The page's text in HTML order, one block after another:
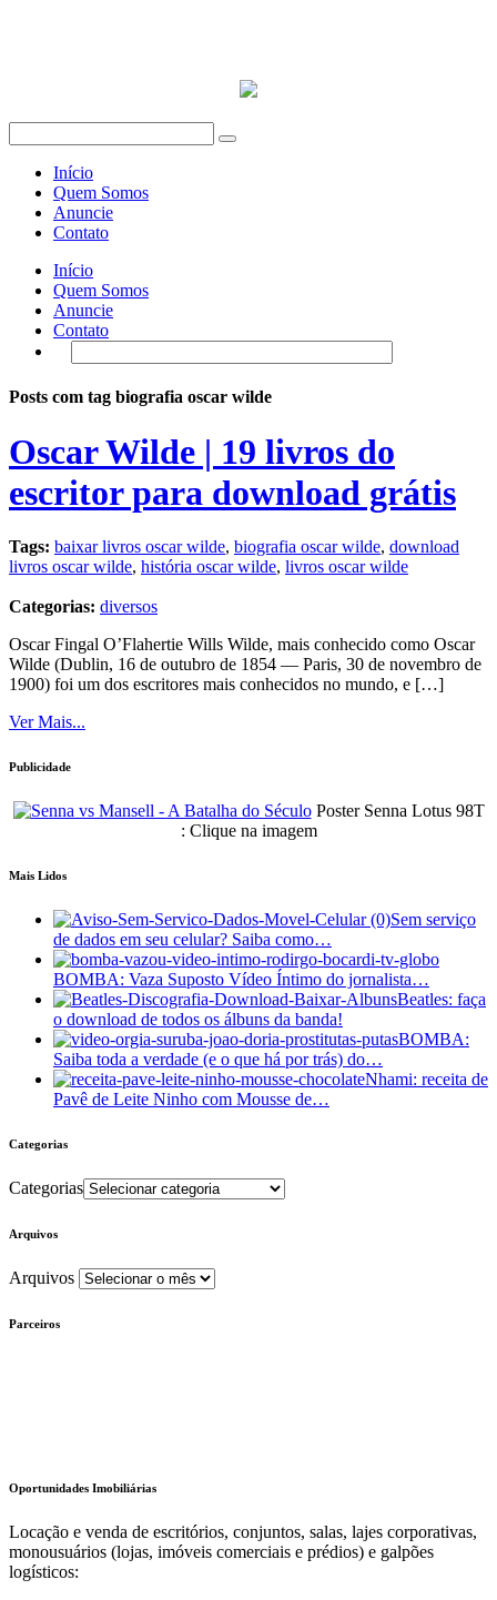
Início
Quem Somos
Anuncie
Contato
Início
Quem Somos
Anuncie
Contato
Posts com tag biografia oscar wilde
Oscar Wilde | 19 livros do
escritor para download grátis
Tags: baixar livros oscar wilde, biografia oscar wilde, download
livros oscar wilde, história oscar wilde, livros oscar wilde
Categorias: diversos
Oscar Fingal O’Flahertie Wills Wilde, mais conhecido como Oscar
Wilde (Dublin, 16 de outubro de 1854 — Paris, 30 de novembro de
1900) foi um dos escritores mais conhecidos no mundo, e […]
Ver Mais...
Publicidade
Poster Senna Lotus 98T
: Clique na imagem
Mais Lidos
Sem serviço
de dados em seu celular? Saiba como…
BOMBA: Vaza Suposto Vídeo Íntimo do jornalista…
Beatles: faça
o download de todos os álbuns da banda!
BOMBA:
Saiba toda a verdade (e o que há por trás) do…
Nhami: receita de
Pavê de Leite Ninho com Mousse de…
Categorias
Categorias
Arquivos
Arquivos
Parceiros
Oportunidades Imobiliárias
Locação e venda de escritórios, conjuntos, salas, lajes corporativas,
monousuários (lojas, imóveis comerciais e prédios) e galpões
logísticos: